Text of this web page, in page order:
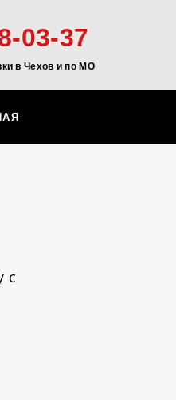
03-37
в Чехов и по МО
с